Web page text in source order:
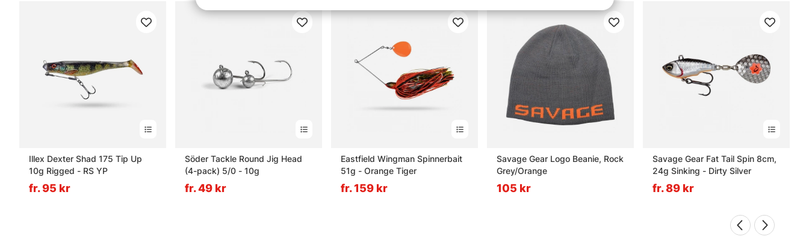
Illex Dexter Shad 175 Tip Up
10g Rigged - RS YP
fr. 95 kr
Söder Tackle Round Jig Head
(4-pack) 5/0 - 10g
fr. 49 kr
Eastfield Wingman Spinnerbait
51g - Orange Tiger
fr. 159 kr
Savage Gear Logo Beanie, Rock
Grey/Orange
105 kr
Savage Gear Fat Tail Spin 8cm,
24g Sinking - Dirty Silver
fr. 89 kr